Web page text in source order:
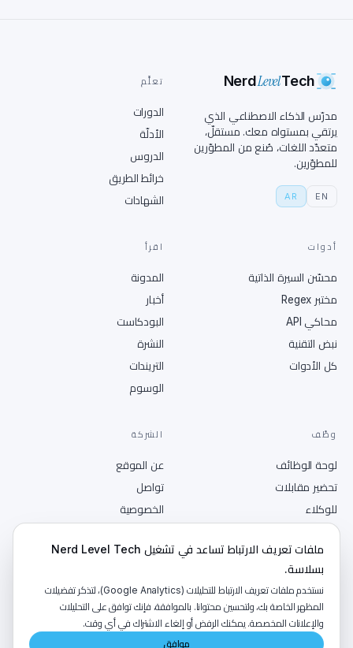
NerdLevelTech
مدرّس الذكاء الاصطناعي الذي
يرتقي بمستواه معك. مستقلّ،
متعدّد اللغات، صُنع من المطوّرين
للمطوّرين.
EN
AR
تعلَّم
الدورات
الأدلّة
الدروس
خرائط الطريق
الشهادات
أدوات
محسّن السيرة الذاتية
مختبر Regex
محاكي API
نبض التقنية
كل الأدوات
اقرأ
المدونة
أخبار
البودكاست
النشرة
التريندات
الوسوم
وظّف
لوحة الوظائف
تحضير مقابلات
للوكلاء
انشر وظيفة
الشركة
عن الموقع
تواصل
الخصوصية
RSS
2026
ملفات تعريف الارتباط تساعد في تشغيل Nerd Level Tech
بسلاسة.
نستخدم ملفات تعريف الارتباط للتحليلات (Google Analytics)، لتذكر تفضيلات
المظهر الخاصة بك، ولتحسين محتوانا. بالموافقة، فإنك توافق على التحليلات
والإعلانات المخصصة. يمكنك الرفض أو إلغاء الاشتراك في أي وقت.
موافق